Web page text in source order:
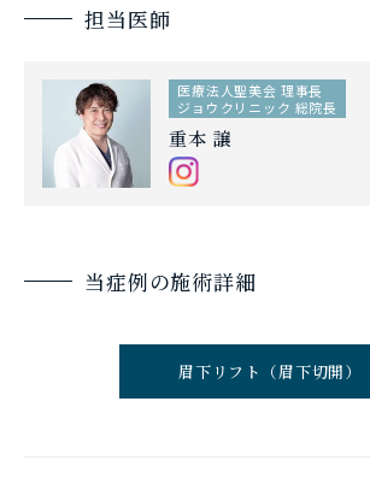
担当医師
医療法人聖美会 理事長
ジョウクリニック 総院長
重本 譲
当症例の施術詳細
眉下リフト（眉下切開）